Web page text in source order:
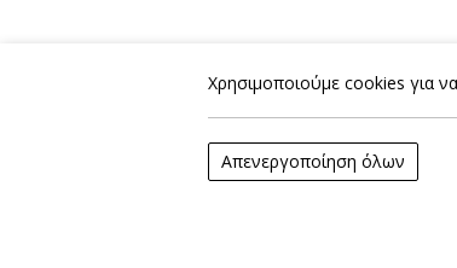
Χρησιμοποιούμε cookies για
Απενεργοποίηση όλων